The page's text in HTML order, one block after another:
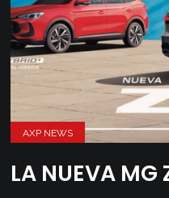
AXP NEWS
LA NUEVA MG